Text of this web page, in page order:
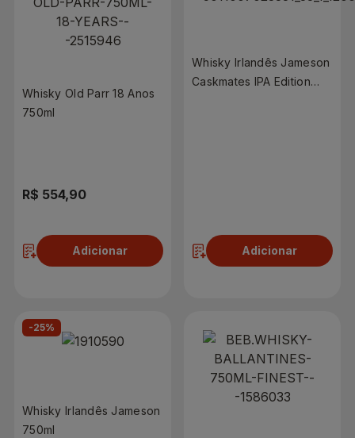
Whisky Old Parr 18 Anos
750ml
R$ 554,90
Adicionar
Whisky Irlandês Jameson
Caskmates IPA Edition
Adicionar
-25%
Whisky Irlandês Jameson
750ml